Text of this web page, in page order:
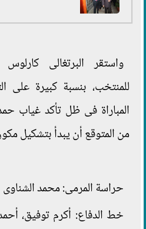
واستقر البرتغالى
للمنتخب، بنسبة كبيرة
المباراة فى ظل تأكد غياب
من المتوقع أن يبدأ بتشكيل
حراسة المرمى: محمد الشناوى
خط الدفاع: أكرم توفيق،